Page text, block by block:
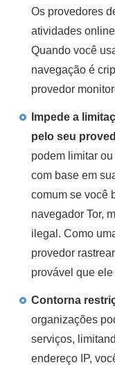
Os provedores
atividades
Quando você
navegação é
provedor
Impede a
pelo seu
podem limitar
com base em
comum se você
navegador Tor,
ilegal. Como
provedor
provável que
Contorna
organizações
serviços,
endereço IP,